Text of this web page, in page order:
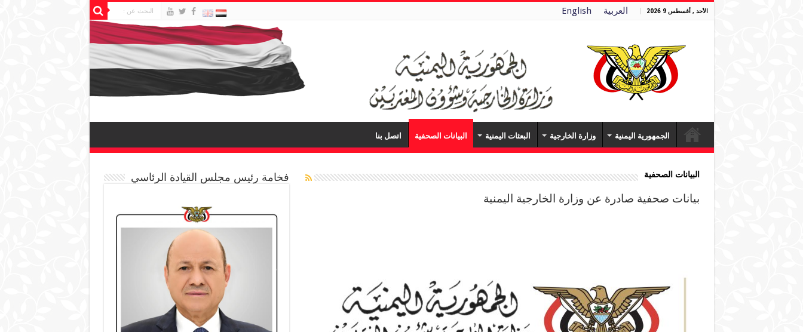
الأحد , أغسطس 9 2026 العربية English
الجمهورية اليمنية وزارة الخارجية البعثات اليمنية البيانات الصحفية اتصل بنا
البيانات الصحفية
بيانات صحفية صادرة عن وزارة الخارجية اليمنية
فخامة رئيس مجلس القيادة الرئاسي